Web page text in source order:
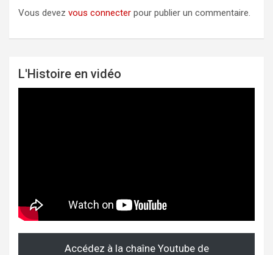
Vous devez vous connecter pour publier un commentaire.
L'Histoire en vidéo
Accédez à la chaîne Youtube de